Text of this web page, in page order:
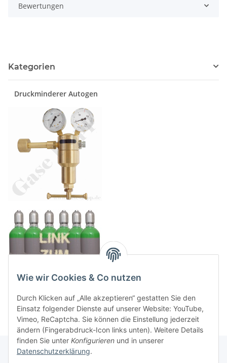
Bewertungen
Kategorien
Druckminderer Autogen
Wie wir Cookies & Co nutzen
Durch Klicken auf „Alle akzeptieren“ gestatten Sie den
Einsatz folgender Dienste auf unserer Website: YouTube,
Vimeo, ReCaptcha. Sie können die Einstellung jederzeit
ändern (Fingerabdruck-Icon links unten). Weitere Details
finden Sie unter Konfigurieren und in unserer
Datenschutzerklärung.